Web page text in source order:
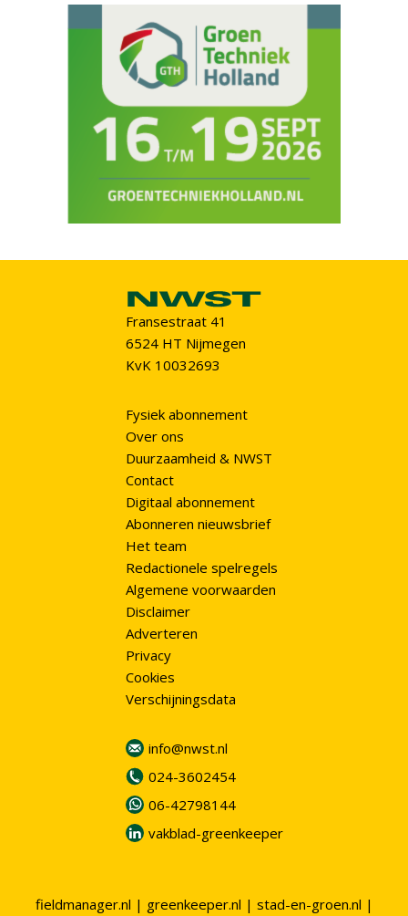
Fransestraat 41
6524 HT Nijmegen
KvK 10032693
Fysiek abonnement
Over ons
Duurzaamheid & NWST
Contact
Digitaal abonnement
Abonneren nieuwsbrief
Het team
Redactionele spelregels
Algemene voorwaarden
Disclaimer
Adverteren
Privacy
Cookies
Verschijningsdata
info@nwst.nl
024-3602454
06-42798144
vakblad-greenkeeper
fieldmanager.nl | greenkeeper.nl | stad-en-groen.nl |